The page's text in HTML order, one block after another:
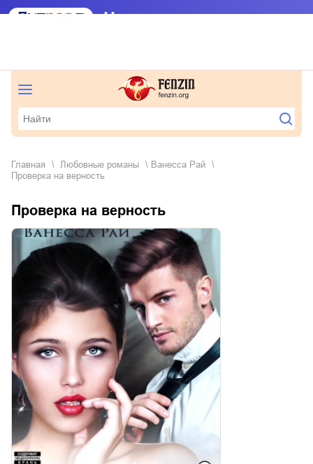
Главная любовные романы
Ванесса Рай
Проверка на верность
Проверка на верность